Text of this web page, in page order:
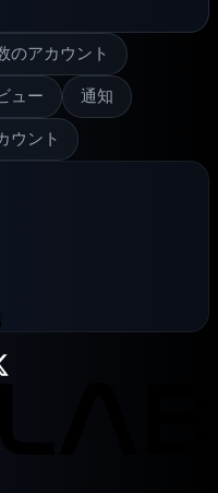
のアカウント
ュー 通知
ウント